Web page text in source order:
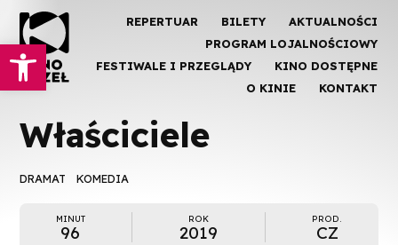
Otwórz pasek narzędzi
REPERTUAR BILETY
AKTUALNOŚCI
PROGRAM LOJALNOŚCIOWY
FESTIWALE I PRZEGLĄDY
KINO DOSTĘPNE
O KINIE
KONTAKT
Właściciele
DRAMAT KOMEDIA
MINUT
96
ROK
2019
PROD.
CZ